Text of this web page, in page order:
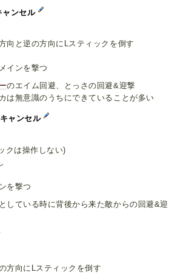
ャンセル
向と逆の方向にLスティックを倒す
インを撃つ
のエイム回避、とっさの回避&迎撃
は無意識のうちにできていることが多い
ャンセル
クは操作しない)
を撃つ
している時に背後から来た敵からの回避&迎
方向にLスティックを倒す